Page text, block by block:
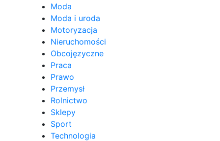
Moda
Moda i uroda
Motoryzacja
Nieruchomości
Obcojęzyczne
Praca
Prawo
Przemysł
Rolnictwo
Sklepy
Sport
Technologia